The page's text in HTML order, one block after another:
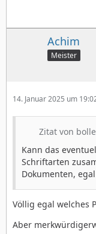
Achim
Meister
14. Januar 2025 um
Zitat von
Kann das
Schriftarten
Dokumenten,
Völlig egal welches
Aber